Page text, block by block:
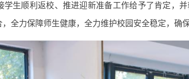
学生顺利返校、推进迎新准备工作给予了肯定，
全力保障师生健康，全力维护校园安全稳定，确